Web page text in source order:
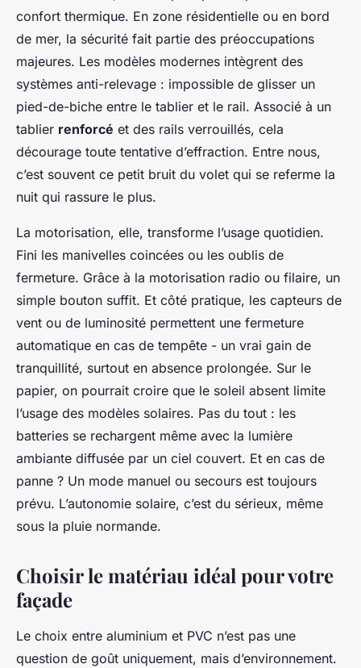
confort thermique. En zone résidentielle ou en bord
de mer, la sécurité fait partie des préoccupations
majeures. Les modèles modernes intègrent des
systèmes anti-relevage : impossible de glisser un
pied-de-biche entre le tablier et le rail. Associé à un
tablier renforcé et des rails verrouillés, cela
décourage toute tentative d’effraction. Entre nous,
c’est souvent ce petit bruit du volet qui se referme la
nuit qui rassure le plus.
La motorisation, elle, transforme l’usage quotidien.
Fini les manivelles coincées ou les oublis de
fermeture. Grâce à la motorisation radio ou filaire, un
simple bouton suffit. Et côté pratique, les capteurs de
vent ou de luminosité permettent une fermeture
automatique en cas de tempête - un vrai gain de
tranquillité, surtout en absence prolongée. Sur le
papier, on pourrait croire que le soleil absent limite
l’usage des modèles solaires. Pas du tout : les
batteries se rechargent même avec la lumière
ambiante diffusée par un ciel couvert. Et en cas de
panne ? Un mode manuel ou secours est toujours
prévu. L’autonomie solaire, c’est du sérieux, même
sous la pluie normande.
Choisir le matériau idéal pour votre
façade
Le choix entre aluminium et PVC n’est pas une
question de goût uniquement, mais d’environnement.